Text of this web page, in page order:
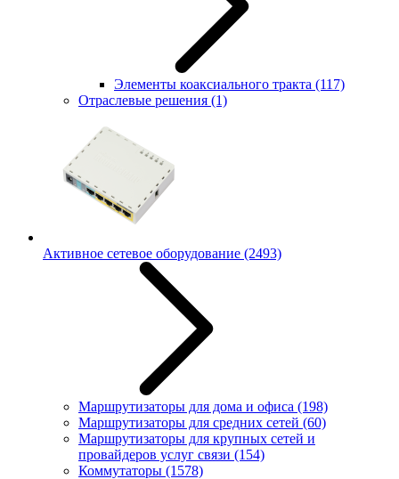
Элементы коаксиального тракта (117)
Отраслевые решения (1)
Активное сетевое оборудование (2493)
Маршрутизаторы для дома и офиса (198)
Маршрутизаторы для средних сетей (60)
Маршрутизаторы для крупных сетей и
провайдеров услуг связи (154)
Коммутаторы (1578)